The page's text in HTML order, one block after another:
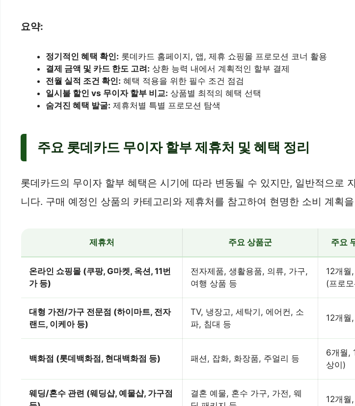
요약:
정기적인 혜택 확인: 롯데카드 홈페이지, 앱, 제휴 쇼핑몰 프로모션 코너 활용
결제 금액 및 카드 한도 고려: 상환 능력 내에서 계획적인 할부 결제
전월 실적 조건 확인: 혜택 적용을 위한 필수 조건 점검
일시불 할인 vs 무이자 할부 비교: 상품별 최적의 혜택 선택
숨겨진 혜택 발굴: 제휴처별 특별 프로모션 탐색
주요 롯데카드 무이자 할부 제휴처 및 혜택 정리
롯데카드의 무이자 할부 혜택은 시기에 따라 변동될 수 있지만, 일반적으로
니다. 구매 예정인 상품의 카테고리와 제휴처를 참고하여 현명한 소비 계획
제휴처 주요 상품군 주요
온라인 쇼핑몰 (쿠팡, G마켓, 옥션, 11번
가 등)
전자제품, 생활용품, 의류, 가구,
여행 상품 등
12개
(프로
대형 가전/가구 전문점 (하이마트, 전자
랜드, 이케아 등)
TV, 냉장고, 세탁기, 에어컨, 소
파, 침대 등
12개월
백화점 (롯데백화점, 현대백화점 등) 패션, 잡화, 화장품, 주얼리 등
6개월,
상이)
웨딩/혼수 관련 (웨딩샵, 예물샵, 가구점
결혼 예물, 혼수 가구, 가전, 웨
12개월